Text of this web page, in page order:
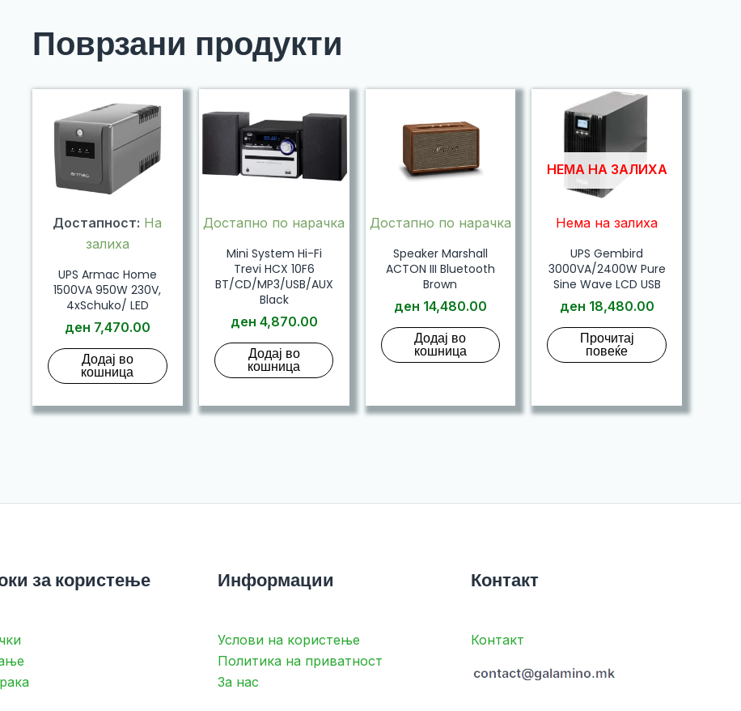
Поврзани продукти
Достапност: На
залиха
UPS Armac Home
1500VA 950W 230V,
4xSchuko/ LED
ден 7,470.00
Додај во
кошница
Достапно по нарачка
Mini System Hi-Fi
Trevi HCX 10F6
BT/CD/MP3/USB/AUX
Black
ден 4,870.00
Додај во
кошница
Достапно по нарачка
Speaker Marshall
ACTON III Bluetooth
Brown
ден 14,480.00
Додај во
кошница
НЕМА НА ЗАЛИХА
Нема на залиха
UPS Gembird
3000VA/2400W Pure
Sine Wave LCD USB
ден 18,480.00
Прочитај
повеќе
за користење Информации
Услови на користење
Политика на приватност
За нас
Контакт
Контакт